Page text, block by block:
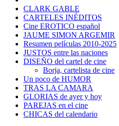
CLARK GABLE
CARTELES INÉDITOS
Cine EROTICO español
JAUME SIMON ARGEMIR
Resumen películas 2010-2025
JUSTOS entre las naciones
DISEÑO del cartel de cine
Borja, cartelista de cine
Un poco de HUMOR
TRAS LA CAMARA
GLORIAS de ayer y hoy
PAREJAS en el cine
CHICAS del calendario